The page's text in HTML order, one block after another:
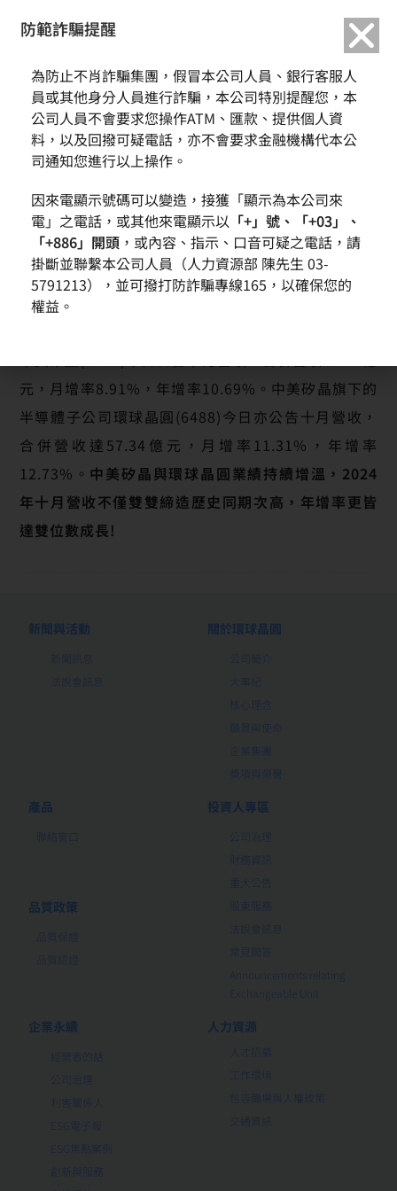
新聞訊息
中美矽晶十月營收69.8億元、環球晶圓十月營收57.3億元
雙雙締造歷史同期次高 年增率均達雙位數成長
中美矽晶十月營收69.8億元、環球晶圓十月營收57.3億元
雙雙締造歷史同期次高 年增率均達雙位數成長
元，月增率8.91%，年增率10.69%。中美矽晶旗下的
半導體子公司環球晶圓(6488)今日亦公告十月營收，
合併營收達57.34億元，月增率11.31%，年增率
12.73%。 中美矽晶與環球晶圓業績持續增溫，2024
年十月營收不僅雙雙締造歷史同期次高，年增率更皆
達雙位數成長!
新聞與活動
新聞訊息
法說會訊息
關於環球晶圓
公司簡介
大事紀
核心理念
願景與使命
企業集團
獎項與榮譽
產品
聯絡窗口
品質政策
品質保證
品質認證
投資人專區
公司治理
財務資訊
重大公告
股東服務
法說會訊息
常見問答
Announcements relating
Exchangeable Unit
企業永續
經營者的話
公司治理
利害關係人
ESG電子報
ESG焦點案例
創新與服務
人力資源
人才招募
工作環境
包容職場與人權政策
交通資訊
防範詐騙提醒
為防止不肖詐騙集團，假冒本公司人員、銀行客服人
員或其他身分人員進行詐騙，本公司特別提醒您，本
公司人員不會要求您操作ATM、匯款、提供個人資
料，以及回撥可疑電話，亦不會要求金融機構代本公
司通知您進行以上操作。
因來電顯示號碼可以變造，接獲「顯示為本公司來
電」之電話，或其他來電顯示以 「+」號、「+03」、
「+886」開頭 ，或內容、指示、口音可疑之電話，請
掛斷並聯繫本公司人員（人力資源部 陳先生 03-
5791213），並可撥打防詐騙專線165，以確保您的
權益。